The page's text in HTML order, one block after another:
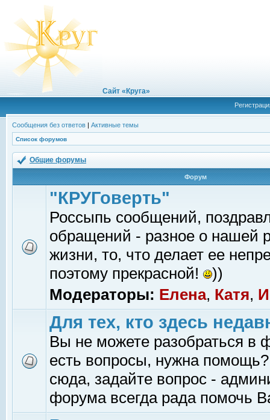
Сайт «Круга»
Сообщения без ответов | Активные темы
Список форумов
Общие форумы
Форум
"КРУГоверть"
Россыпь сообщений,
обращений - разное о нашей
жизни, то, что делает ее
поэтому прекрасной!
))
Модераторы: Елена, Катя,
Для тех, кто здесь
Вы не можете разобраться в
есть вопросы, нужна помощь?
сюда, задайте вопрос -
форума всегда рада помочь